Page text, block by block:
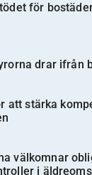
för
drar ifrån
att stärka
välkomnar
i